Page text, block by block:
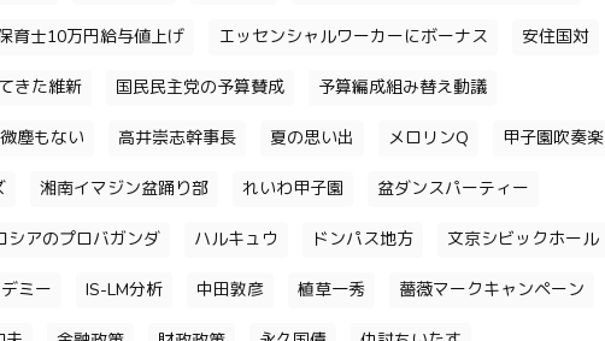
育士10万円給与値上げ エッセンシャルワーカーにボーナス 安住国対
きた維新 国民民主党の予算賛成 予算編成組み替え動議
塵もない 高井崇志幹事長 夏の思い出 メロリンQ 甲子園吹奏楽
湘南イマジン盆踊り部 れいわ甲子園 盆ダンスパーティー
シアのプロバガンダ ハルキュウ ドンパス地方 文京シビックホール
ミー IS-LM分析 中田敦彦 植草一秀 薔薇マークキャンペーン